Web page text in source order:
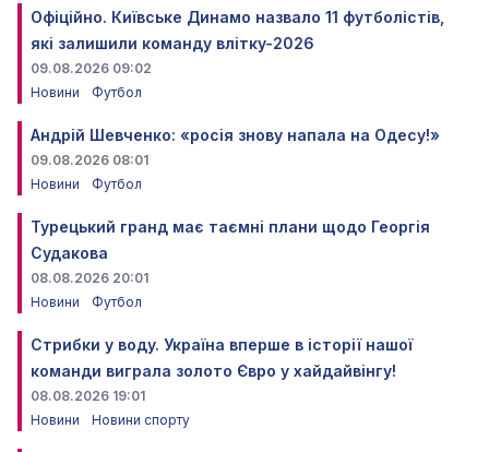
Офіційно. Київське Динамо назвало 11 футболістів,
які залишили команду влітку-2026
09.08.2026 09:02
Новини
Футбол
Андрій Шевченко: «росія знову напала на Одесу!»
09.08.2026 08:01
Новини
Футбол
Турецький гранд має таємні плани щодо Георгія
Судакова
08.08.2026 20:01
Новини
Футбол
Стрибки у воду. Україна вперше в історії нашої
команди виграла золото Євро у хайдайвінгу!
08.08.2026 19:01
Новини
Новини спорту